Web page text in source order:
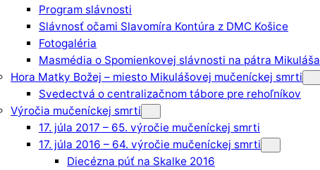
Program slávnosti
Slávnosť očami Slavomíra Kontúra z DMC Košice
Fotogaléria
Masmédia o Spomienkovej slávnosti na pátra Mikuláša
Hora Matky Božej – miesto Mikulášovej mučeníckej smrti
Svedectvá o centralizačnom tábore pre rehoľníkov
Výročia mučeníckej smrti
17. júla 2017 – 65. výročie mučeníckej smrti
17. júla 2016 – 64. výročie mučeníckej smrti
Diecézna púť na Skalke 2016